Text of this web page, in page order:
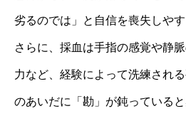
劣るのでは」と自信を喪失しやす
さらに、採血は手指の感覚や静
力など、経験によって洗練され
のあいだに「勘」が鈍っている